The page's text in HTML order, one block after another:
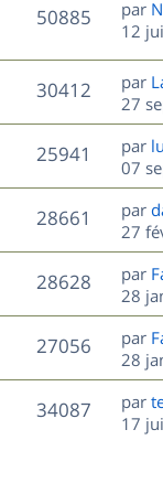
n
i
e
r
m
e
s
s
a
g
e
50885V
u
e
D
e
n
i
e
r
m
e
s
s
a
g
e
par
12
30412V
u
D
e
r
n
i
e
r
m
e
s
s
a
g
e
par
27
25941
u
s
D
e
r
n
i
e
r
m
e
s
s
a
g
e
par
07
28661
u
e
D
e
r
n
i
e
r
m
e
s
s
par
27
28628V
u
e
s
D
e
r
n
i
e
r
m
par
28
27056V
u
D
e
r
n
i
par
28
34087V
D
e
par
17